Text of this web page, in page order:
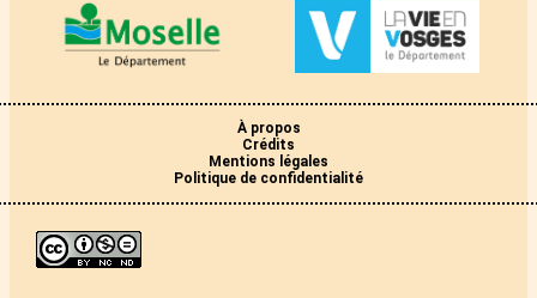
À propos
Crédits
Mentions légales
Politique de confidentialité